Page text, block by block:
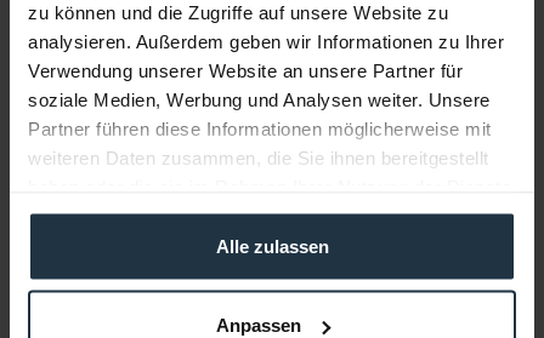
zu können und die Zugriffe auf unsere Website zu
analysieren. Außerdem geben wir Informationen zu Ihrer
Verwendung unserer Website an unsere Partner für
soziale Medien, Werbung und Analysen weiter. Unsere
Partner führen diese Informationen möglicherweise mit
weiteren Daten zusammen, die Sie ihnen bereitgestellt
gesammelt haben.
Alle zulassen
Anpassen
Audio Technica AT8004
Dynamisches Mikrofon mit Kugel Charakteristik